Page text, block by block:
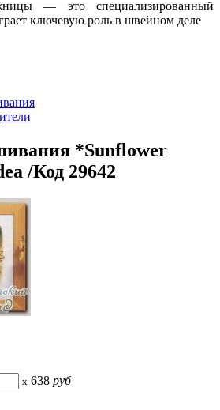
— это специализированный
ключевую роль в швейном деле
*Sunflower
/Код 29642
x 638 руб